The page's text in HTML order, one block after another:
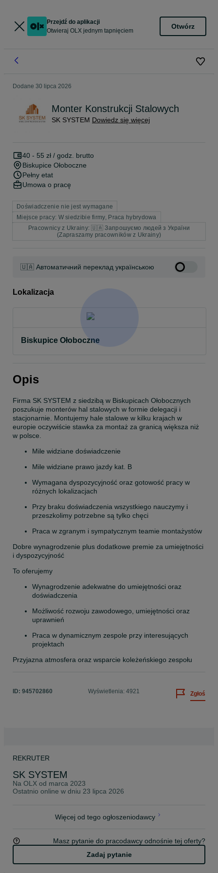
Przejdź do aplikacji
Otwieraj OLX jednym tapnięciem
Otwórz
Dodane 30 lipca 2026
Monter Konstrukcji Stalowych
SK SYSTEM Dowiedz się więcej
40 - 55 zł / godz. brutto
Biskupice Ołoboczne
Pełny etat
Umowa o pracę
Doświadczenie nie jest wymagane
Miejsce pracy: W siedzibie firmy, Praca hybrydowa
Pracownicy z Ukrainy: 🇺🇦 Запрошуємо людей з України
(Zapraszamy pracowników z Ukrainy)
🇺🇦 Автоматичний переклад українською
Lokalizacja
Biskupice Ołoboczne
Opis
Firma SK SYSTEM z siedzibą w Biskupicach Ołobocznych
poszukuje monterów hal stalowych w formie delegacji i
stacjonarnie. Montujemy hale stalowe w kilku krajach w
europie oczywiście stawka za montaż za granicą większa niż
w polsce.
Mile widziane doświadczenie
Mile widziane prawo jazdy kat. B
Wymagana dyspozycyjność oraz gotowość pracy w
różnych lokalizacjach
Przy braku doświadczenia wszystkiego nauczymy i
przeszkolimy potrzebne są tylko chęci
Praca w zgranym i sympatycznym teamie montażystów
Dobre wynagrodzenie plus dodatkowe premie za umiejętności
i dyspozycyjność
To oferujemy
Wynagrodzenie adekwatne do umiejętności oraz
doświadczenia
Możliwość rozwoju zawodowego, umiejętności oraz
uprawnień
Praca w dynamicznym zespole przy interesujących
projektach
Przyjazna atmosfera oraz wsparcie koleżeńskiego zespołu
ID: 945702860 Wyświetlenia: 4921 Zgłoś
REKRUTER
SK SYSTEM
Na OLX od marca 2023
Ostatnio online w dniu 23 lipca 2026
Więcej od tego ogłoszeniodawcy
Masz pytanie do pracodawcy odnośnie tej oferty?
Zadaj pytanie